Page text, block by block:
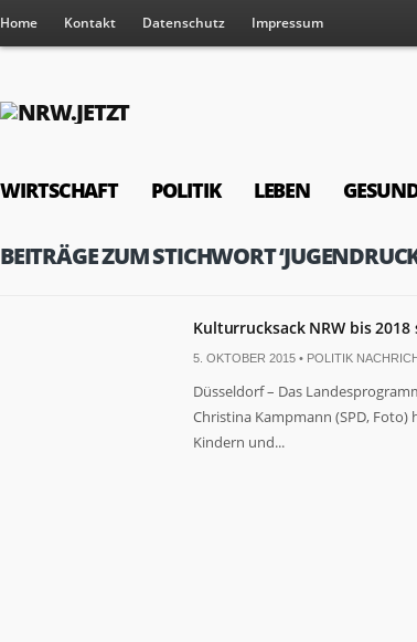
Home Kontakt Datenschutz Impressum
WIRTSCHAFT POLITIK LEBEN
BEITRÄGE ZUM STICHWORT
Kulturrucksack NRW bis 2018
5. OKTOBER 2015 • POLITIK
Düsseldorf – Das
Christina Kampmann (SPD, Foto)
Kindern und...